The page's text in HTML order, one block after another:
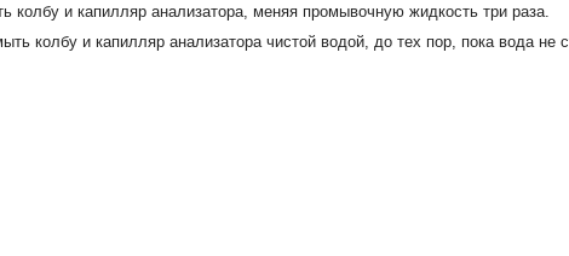
колбу и капилляр анализатора, меняя промывочную жидкость три раза.
колбу и капилляр анализатора чистой водой, до тех пор, пока вода не